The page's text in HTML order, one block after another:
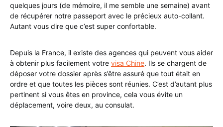
quelques jours (de mémoire, il me semble une semaine) avant
de récupérer notre passeport avec le précieux auto-collant.
Autant vous dire que c’est super confortable.
Depuis la France, il existe des agences qui peuvent vous aider
à obtenir plus facilement votre visa Chine. Ils se chargent de
déposer votre dossier après s’être assuré que tout était en
ordre et que toutes les pièces sont réunies. C’est d’autant plus
pertinent si vous êtes en province, cela vous évite un
déplacement, voire deux, au consulat.